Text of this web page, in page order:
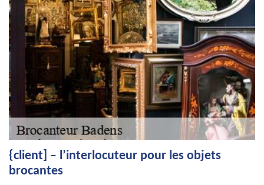
{client] – l’interlocuteur pour les objets
brocantes